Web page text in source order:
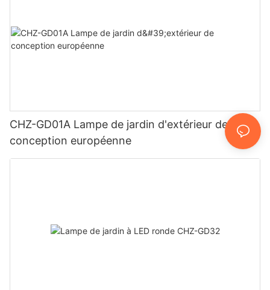
CHZ-GD01A Lampe de jardin d'extérieur de
conception européenne